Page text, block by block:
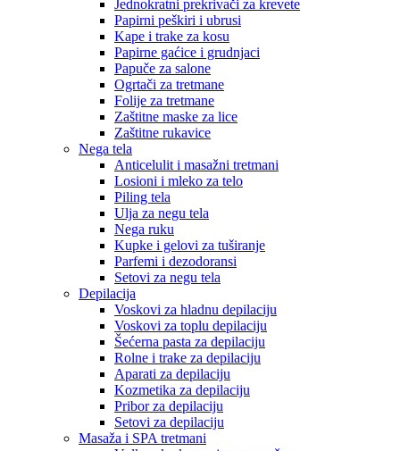
Jednokratni prekrivači za krevete
Papirni peškiri i ubrusi
Kape i trake za kosu
Papirne gaćice i grudnjaci
Papuče za salone
Ogrtači za tretmane
Folije za tretmane
Zaštitne maske za lice
Zaštitne rukavice
Nega tela
Anticelulit i masažni tretmani
Losioni i mleko za telo
Piling tela
Ulja za negu tela
Nega ruku
Kupke i gelovi za tuširanje
Parfemi i dezodoransi
Setovi za negu tela
Depilacija
Voskovi za hladnu depilaciju
Voskovi za toplu depilaciju
Šećerna pasta za depilaciju
Rolne i trake za depilaciju
Aparati za depilaciju
Kozmetika za depilaciju
Pribor za depilaciju
Setovi za depilaciju
Masaža i SPA tretmani